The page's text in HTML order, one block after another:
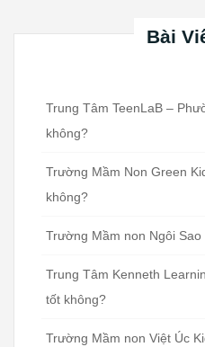
Bài
Trung Tâm TeenLaB –
không?
Trường Mầm Non Green
không?
Trường Mầm non Ngôi
Trung Tâm Kenneth
tốt không?
Trường Mầm non Việt Úc